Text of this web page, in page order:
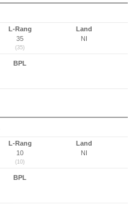
L-Rang
35
(35)
Land
NI
BPL
L-Rang
10
(10)
Land
NI
BPL